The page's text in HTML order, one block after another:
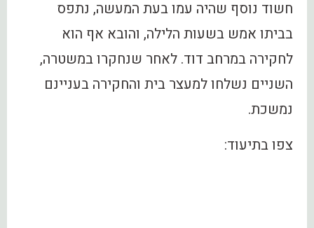
חשוד נוסף שהיה עמו בעת המעשה, נתפס
בביתו אמש בשעות הלילה, והובא אף הוא
לחקירה במרחב דוד. לאחר שנחקרו במשטרה,
השניים נשלחו למעצר בית והחקירה בעניינם
נמשכת.
צפו בתיעוד: